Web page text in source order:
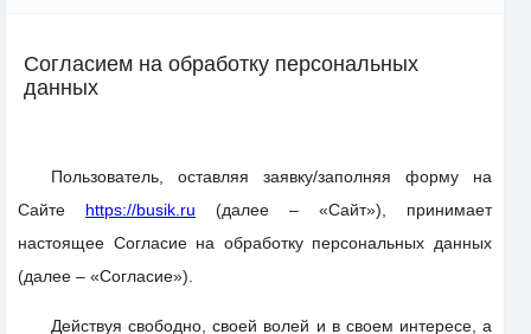
Согласием на обработку персональных
данных
Пользователь, оставляя заявку/заполняя форму на
Сайте https://busik.ru (далее – «Сайт»), принимает
настоящее Согласие на обработку персональных данных
(далее – «Согласие»).
Действуя свободно, своей волей и в своем интересе, а